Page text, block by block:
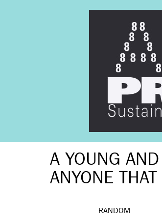
A YOUNG AND
ANYONE THAT
RANDOM